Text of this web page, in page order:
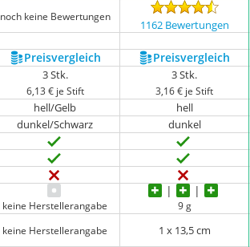
noch keine Bewertungen
1162 Bewertungen
Preis­vergleich Preis­vergleich
3 Stk.
6,13 € je Stift
3 Stk.
3,16 € je Stift
hell/Gelb hell
dunkel/Schwarz dunkel
keine Herstellerangabe 9 g
keine Herstellerangabe 1 x 13,5 cm